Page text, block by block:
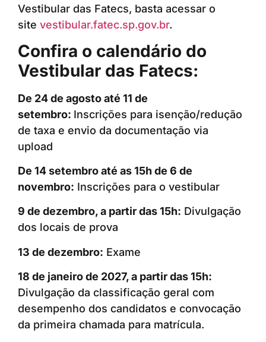
Vestibular das Fatecs, basta acessar o
site vestibular.fatec.sp.gov.br.
Confira o calendário do
Vestibular das Fatecs:
De 24 de agosto até 11 de
setembro: Inscrições para isenção/redução
de taxa e envio da documentação via
upload
De 14 setembro até as 15h de 6 de
novembro: Inscrições para o vestibular
9 de dezembro, a partir das 15h: Divulgação
dos locais de prova
13 de dezembro: Exame
18 de janeiro de 2027, a partir das 15h:
Divulgação da classificação geral com
desempenho dos candidatos e convocação
da primeira chamada para matrícula.